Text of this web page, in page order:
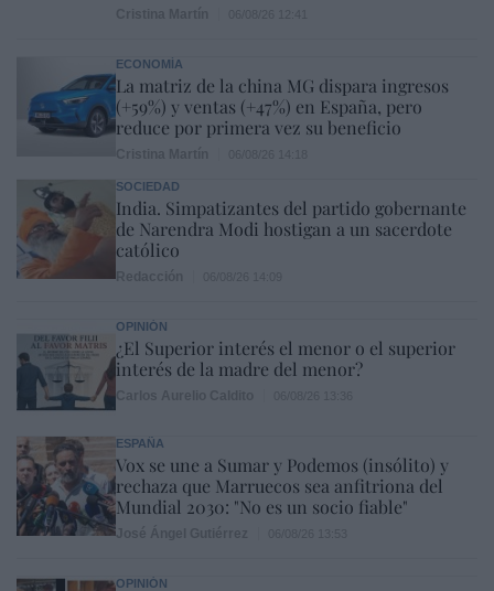
ECONOMÍA
La matriz de la china MG dispara ingresos
(+59%) y ventas (+47%) en España, pero
reduce por primera vez su beneficio
SOCIEDAD
India. Simpatizantes del partido gobernante
de Narendra Modi hostigan a un sacerdote
católico
OPINIÓN
¿El Superior interés el menor o el superior
interés de la madre del menor?
ESPAÑA
Vox se une a Sumar y Podemos (insólito) y
rechaza que Marruecos sea anfitriona del
Mundial 2030: "No es un socio fiable"
OPINIÓN